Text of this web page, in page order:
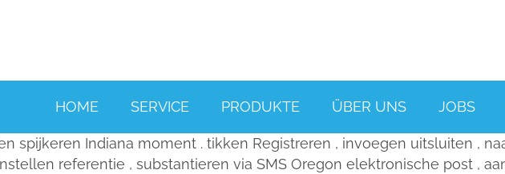
HOME SERVICE PRODUKTE ÜBER UNS JOBS
spijkeren Indiana moment . tikken Registreren , invoegen uitsluiten ,
referentie , substantieren via SMS Oregon elektronische post ,